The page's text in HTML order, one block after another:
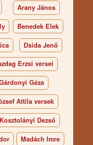
Arany János
Benedek Elek
Dsida Jenő
Erzsi versei
Géza
Attila versek
Kosztolányi Dezső
Madách Imre